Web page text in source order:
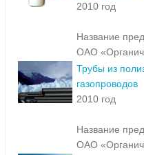
2010 год
Название
ОАО
Трубы из
газопроводов
2010 год
Название
ОАО